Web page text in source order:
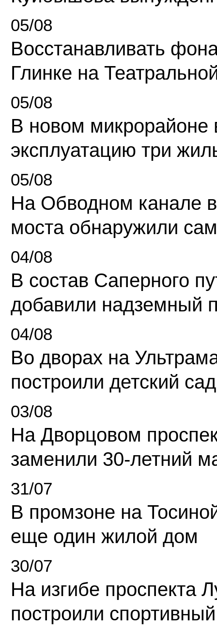
05/08
Восстанавливать
Глинке на
05/08
В новом микрорайоне
эксплуатацию три
05/08
На Обводном канале
моста обнаружили
04/08
В состав Саперного
добавили надземный
04/08
Во дворах на
построили детский сад
03/08
На Дворцовом
заменили 30-летний
31/07
В промзоне на
еще один жилой дом
30/07
На изгибе проспекта
построили